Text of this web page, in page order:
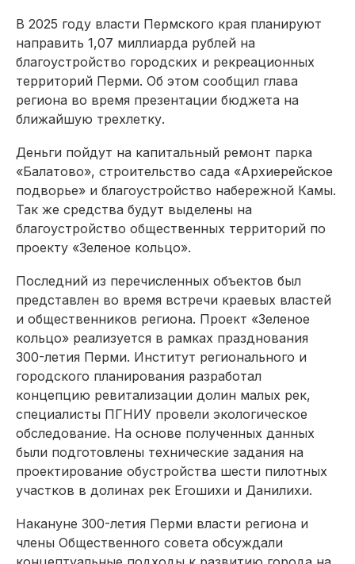
В 2025 году власти Пермского края планируют
направить 1,07 миллиарда рублей на
благоустройство городских и рекреационных
территорий Перми. Об этом сообщил глава
региона во время презентации бюджета на
ближайшую трехлетку.
Деньги пойдут на капитальный ремонт парка
«Балатово», строительство сада «Архиерейское
подворье» и благоустройство набережной Камы.
Так же средства будут выделены на
благоустройство общественных территорий по
проекту «Зеленое кольцо».
Последний из перечисленных объектов был
представлен во время встречи краевых властей
и общественников региона. Проект «Зеленое
кольцо» реализуется в рамках празднования
300-летия Перми. Институт регионального и
городского планирования разработал
концепцию ревитализации долин малых рек,
специалисты ПГНИУ провели экологическое
обследование. На основе полученных данных
были подготовлены технические задания на
проектирование обустройства шести пилотных
участков в долинах рек Егошихи и Данилихи.
Накануне 300-летия Перми власти региона и
члены Общественного совета обсуждали